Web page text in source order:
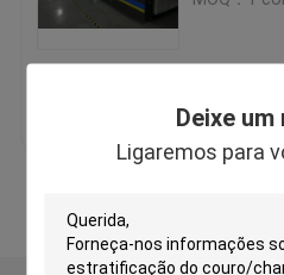
Deixe um
Ligaremos para
Máquina de corte
Máquina do cortador da